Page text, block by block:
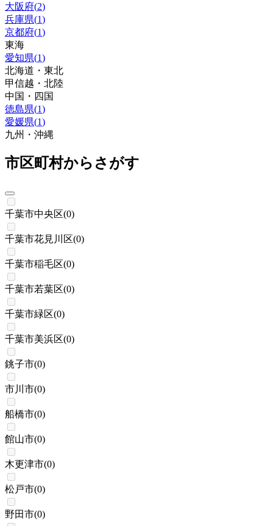
大阪府(2)
兵庫県(1)
京都府(1)
東海
愛知県(1)
北海道・東北
甲信越・北陸
中国・四国
徳島県(1)
愛媛県(1)
九州・沖縄
市区町村からさがす
千葉市中央区(0)
千葉市花見川区(0)
千葉市稲毛区(0)
千葉市若葉区(0)
千葉市緑区(0)
千葉市美浜区(0)
銚子市(0)
市川市(0)
船橋市(0)
館山市(0)
木更津市(0)
松戸市(0)
野田市(0)